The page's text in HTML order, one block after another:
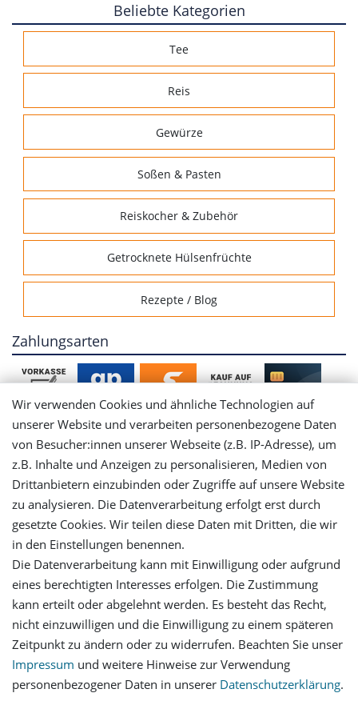
Beliebte Kategorien
Tee
Reis
Gewürze
Soßen & Pasten
Reiskocher & Zubehör
Getrocknete Hülsenfrüchte
Rezepte / Blog
Zahlungsarten
Mein Konto
Login
Registrieren
Versandinformationen
Let's stay connected
Wir verwenden Cookies und ähnliche Technologien auf
unserer Website und verarbeiten personenbezogene Daten
von Besucher:innen unserer Webseite (z.B. IP-Adresse), um
z.B. Inhalte und Anzeigen zu personalisieren, Medien von
Drittanbietern einzubinden oder Zugriffe auf unsere Website
zu analysieren. Die Datenverarbeitung erfolgt erst durch
gesetzte Cookies. Wir teilen diese Daten mit Dritten, die wir
in den Einstellungen benennen.
Die Datenverarbeitung kann mit Einwilligung oder aufgrund
eines berechtigten Interesses erfolgen. Die Zustimmung
kann erteilt oder abgelehnt werden. Es besteht das Recht,
nicht einzuwilligen und die Einwilligung zu einem späteren
Zeitpunkt zu ändern oder zu widerrufen. Beachten Sie unser
Impressum und weitere Hinweise zur Verwendung
personenbezogener Daten in unserer Daten­schutz­erklärung.